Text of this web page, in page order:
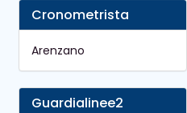
Cronometrista
Arenzano
Guardialinee2